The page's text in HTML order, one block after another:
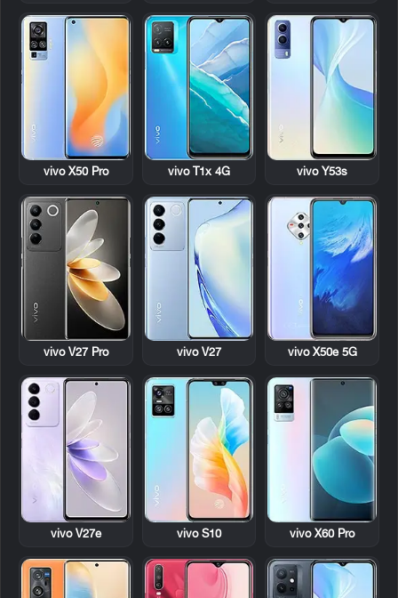
vivo Y53s
vivo T1x 4G
vivo X50 Pro
vivo X50e 5G
vivo V27
vivo V27 Pro
vivo X60 Pro
vivo S10
vivo V27e